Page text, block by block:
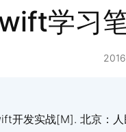
学习
开发实战[M]. 北京：